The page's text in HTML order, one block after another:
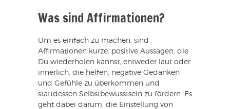
Was sind Affirmationen?
Um es einfach zu machen, sind
Affirmationen kurze, positive Aussagen, die
Du wiederholen kannst, entweder laut oder
innerlich, die helfen, negative Gedanken
und Gefühle zu überkommen und
stattdessen Selbstbewusstsein zu fördern. Es
geht dabei darum, die Einstellung von